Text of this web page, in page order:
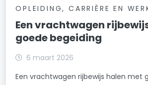
OPLEIDING, CARRIÈRE EN
Een vrachtwagen
goede begeiding
6 maart 2026
Een vrachtwagen rijbewijs halen met